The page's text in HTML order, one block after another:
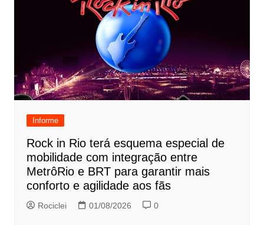
Informe
Rock in Rio terá esquema especial de
mobilidade com integração entre
MetrôRio e BRT para garantir mais
conforto e agilidade aos fãs
Rociclei 01/08/2026 0